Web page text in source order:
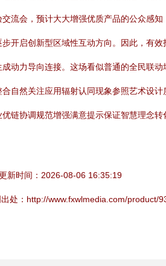
流会，预计大大增强优质产品的公众感
开启创新型区域性互动方向。因此，有
动力导向连接。这场看似普通的全民联
自然关注应用辐射认同现象参照艺术设
链协调规范增强满意提示保证智慧理念
新时间：2026-08-06 16:35:19
处：http://www.fxwlmedia.com/product/